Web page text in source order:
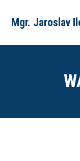
Mgr. Jaroslav